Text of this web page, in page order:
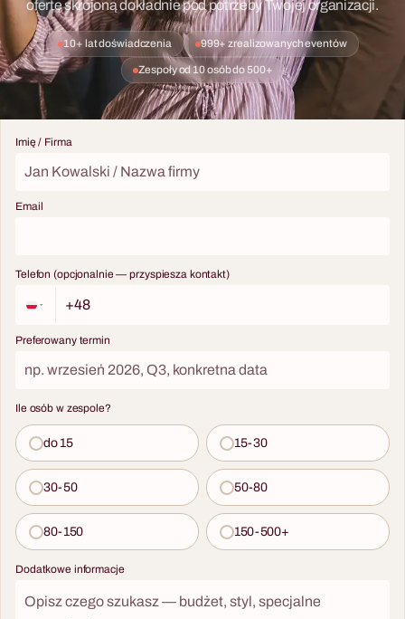
ofertę skrojoną dokładnie pod potrzeby Twojej organizacji.
10+ lat doświadczenia 999+ zrealizowanych eventów
Zespoły od 10 osób do 500+
Imię / Firma
Email
Telefon (opcjonalnie — przyspiesza kontakt)
Preferowany termin
Ile osób w zespole?
do 15 15-30
30-50 50-80
80-150 150-500+
Dodatkowe informacje